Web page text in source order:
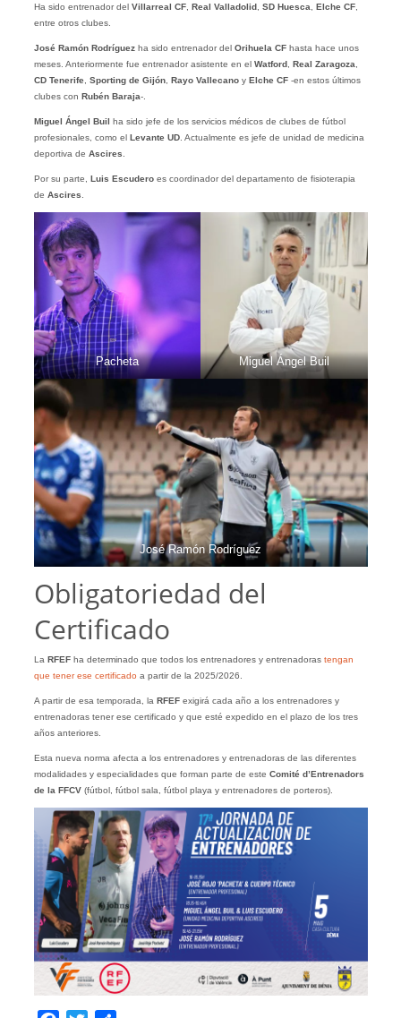
Ha sido entrenador del Villarreal CF, Real Valladolid, SD Huesca Elche CF,
entre otros clubes.
José Ramón Rodríguezha sido entrenador del Orihuela CFhasta hace unos
meses. Anteriormente fue entrenador asistente en el Watford, Real Zaragoza
CD Tenerife, Sporting de Gijón, Rayo Vallecanoy Elche CF-en estos últimos
clubes con Rubén Baraja-.
Miguel Ángel Buil ha sido jefe de los servicios médicos de clubes de fútbol
profesionales, como el Levante UD. Actualmente es jefe de unidad de medicina
deportiva de Ascires
Por su parte, Luis Escuderoes coordinador del departamento de fisioterapia
de Ascires
Pacheta Miguel Ángel Buil
José Ramón Rodríguez
Obligatoriedad del
Certificado
La RFEFha determinado que todos los entrenadores y entrenadoras tengan
que tener ese certificado a partir de la 2025/2026.
A partir de esa temporada, la RFEFexigirá cada año a los entrenadores y
entrenadoras tener ese certificado y que esté expedido en el plazo de los tres
años anteriores.
Esta nueva norma afecta a los entrenadores y entrenadoras de las diferentes
modalidades y especialidades que forman parte de este Comité d’Entrenadors
de la FFCV(fútbol, fútbol sala, fútbol playa y entrenadores de porteros).